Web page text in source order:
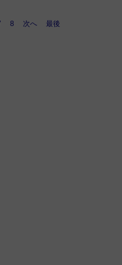
8 次へ 最後